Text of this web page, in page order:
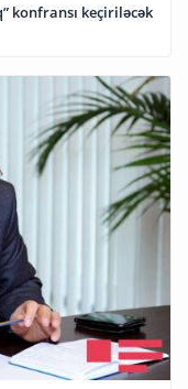
konfransı keçiriləcək